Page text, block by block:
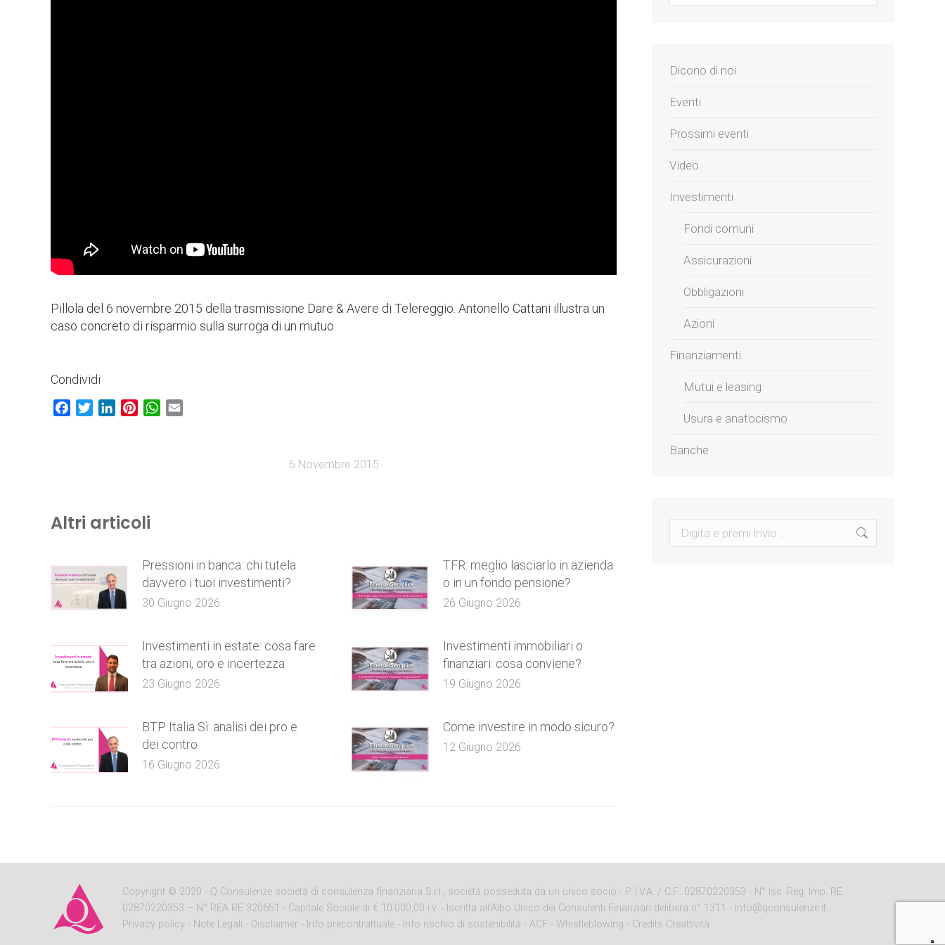
Pillola del 6 novembre 2015 della trasmissione Dare & Avere di Telereggio. Antonello Cattani illustra un
caso concreto di risparmio sulla surroga di un mutuo.
Condividi
Facebook
TwitterLinkedInPinterestWhatsApp
6 Novembre 2015
Altri articoli
Pressioni in banca: chi tutela
davvero i tuoi investimenti?
30 Giugno 2026
TFR: meglio lasciarlo in azienda
o in un fondo pensione?
26 Giugno 2026
Investimenti in estate: cosa fare
tra azioni, oro e incertezza
23 Giugno 2026
Investimenti immobiliari o
finanziari: cosa conviene?
19 Giugno 2026
BTP Italia Sì: analisi dei pro e
dei contro
16 Giugno 2026
Come investire in modo sicuro?
12 Giugno 2026
Dicono di noi
Eventi
Prossimi eventi
Video
Investimenti
Fondi comuni
Assicurazioni
Obbligazioni
Azioni
Finanziamenti
Mutui e leasing
Usura e anatocismo
Banche
Search:
Copyright © 2020 - Q Consulenze società di consulenza finanziaria S.r.l., società posseduta da un unico socio - P. I.V.A. / C.F.: 02870220353 - N° Isc. Reg. Imp. RE
02870220353 – N° REA RE 320651 - Capitale Sociale di € 10.000,00 i.v. - Iscritta all'Albo Unico dei Consulenti Finanziari delibera n° 1311 - info@qconsulenze.it
Privacy policy - Note Legali - Disclaimer - Info precontrattuale - Info rischio di sostenibilità - ACF - Whistleblowing - Credits Creattività